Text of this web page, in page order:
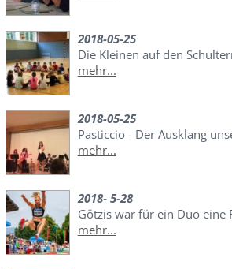
2018-05-25
Die Kleinen auf den
mehr...
2018-05-25
Pasticcio - Der Ausklang
mehr...
2018- 5-28
Götzis war für ein Duo eine
mehr...